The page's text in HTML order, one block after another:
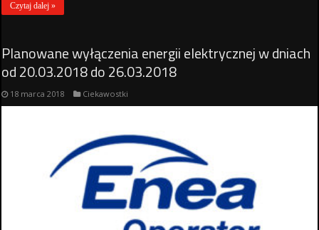
Czytaj dalej »
Planowane wyłączenia energii elektrycznej w dniach
od 20.03.2018 do 26.03.2018
18 marca 2018 Ciekawostki